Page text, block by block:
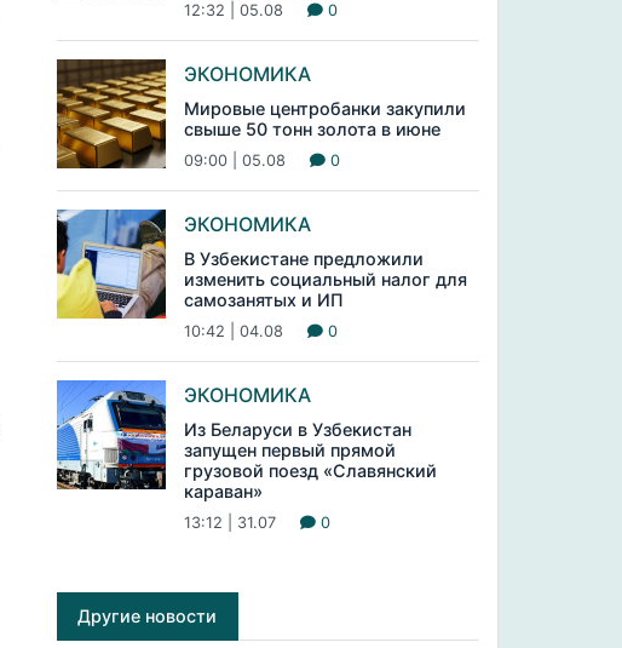
12:32 | 05.08 0
ЭКОНОМИКА
Мировые центробанки закупили
свыше 50 тонн золота в июне
09:00 | 05.08 0
ЭКОНОМИКА
В Узбекистане предложили
изменить социальный налог для
самозанятых и ИП
10:42 | 04.08 0
ЭКОНОМИКА
Из Беларуси в Узбекистан
запущен первый прямой
грузовой поезд «Славянский
караван»
13:12 | 31.07 0
Другие новости